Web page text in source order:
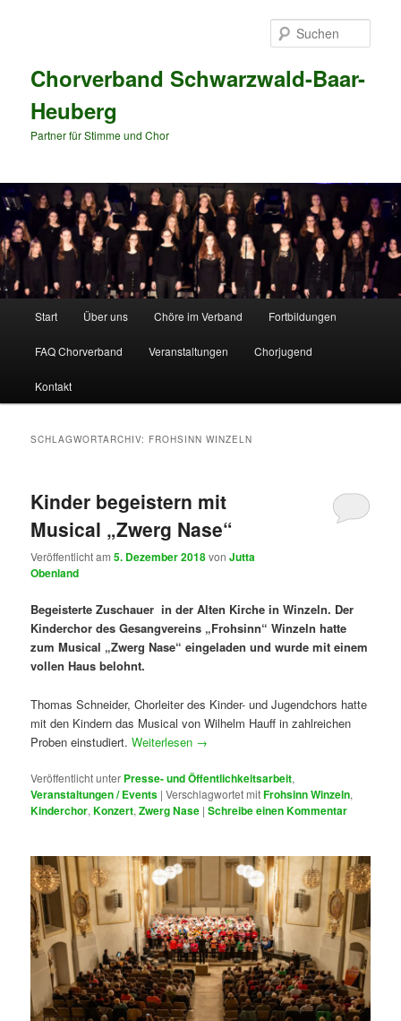
Chorverband Schwarzwald-Baar-
Heuberg
Partner für Stimme und Chor
Start Über uns Chöre im Verband Fortbildungen
FAQ Chorverband Veranstaltungen Chorjugend
Kontakt
SCHLAGWORTARCHIV: FROHSINN WINZELN
Kinder begeistern mit
Musical „Zwerg Nase“
Veröffentlicht am5. Dezember 2018vonJutta
Obenland
Begeisterte Zuschauer in der Alten Kirche in Winzeln. Der
Kinderchor des Gesangvereins „Frohsinn“ Winzeln hatte
zum Musical „Zwerg Nase“ eingeladen und wurde mit einem
vollen Haus belohnt.
Thomas Schneider, Chorleiter des Kinder- und Jugendchors hatte
mit den Kindern das Musical von Wilhelm Hauff in zahlreichen
Proben einstudiert.Weiterlesen →
Veröffentlicht unter Presse- und Öffentlichkeitsarbeit,
Veranstaltungen / Events |Verschlagwortet mitFrohsinn Winzeln,
Kinderchor,Konzert,Zwerg Nase |Schreibe einen Kommentar